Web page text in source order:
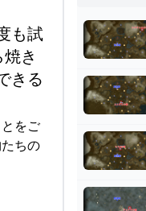
も試
き
きる
をご
ちの